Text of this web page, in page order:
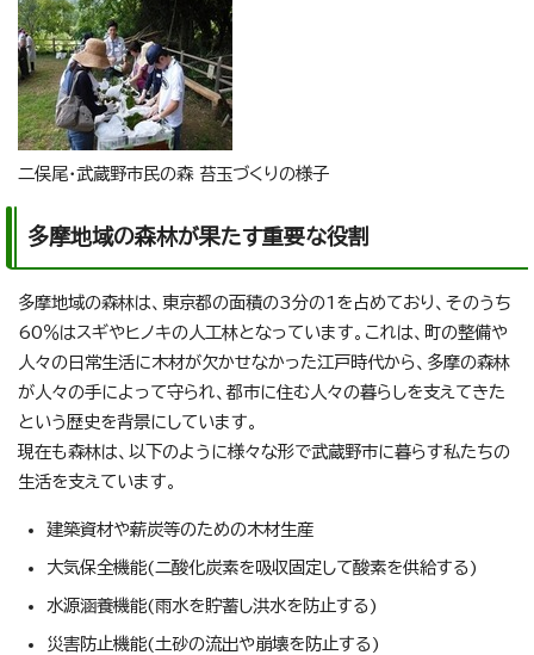
二俣尾・武蔵野市民の森 苔玉づくりの様子
多摩地域の森林が果たす重要な役割
多摩地域の森林は、東京都の面積の3分の1を占めており、そのうち
60％はスギやヒノキの人工林となっています。これは、町の整備や
人々の日常生活に木材が欠かせなかった江戸時代から、多摩の森林
が人々の手によって守られ、都市に住む人々の暮らしを支えてきた
という歴史を背景にしています。
現在も森林は、以下のように様々な形で武蔵野市に暮らす私たちの
生活を支えています。
建築資材や薪炭等のための木材生産
大気保全機能(二酸化炭素を吸収固定して酸素を供給する)
水源涵養機能(雨水を貯蓄し洪水を防止する)
災害防止機能(土砂の流出や崩壊を防止する)